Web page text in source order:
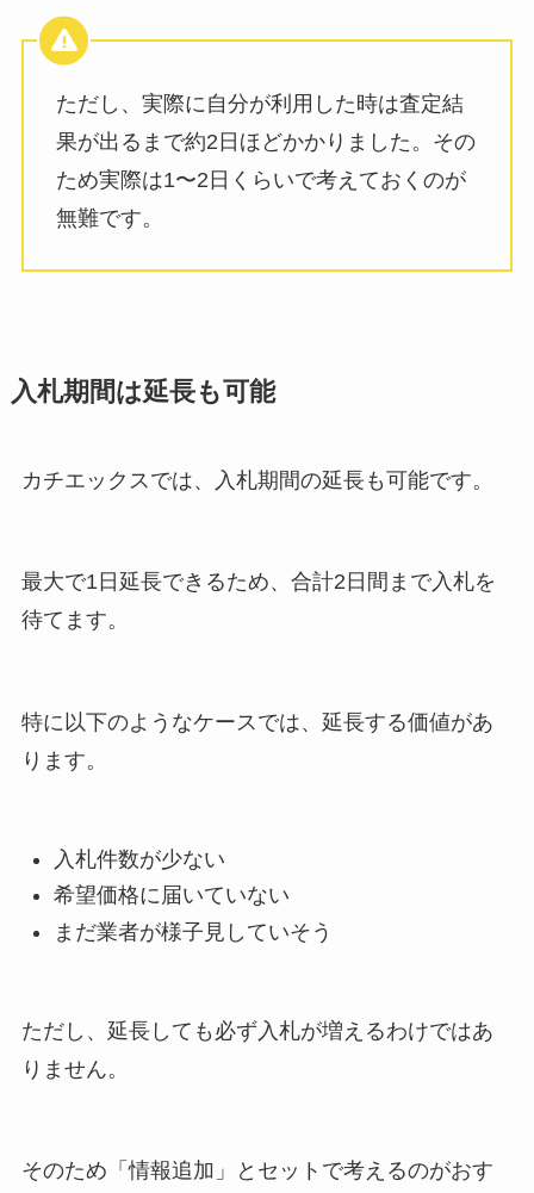
ただし、実際に自分が利用した時は査定結
果が出るまで約2日ほどかかりました。その
ため実際は1〜2日くらいで考えておくのが
無難です。
入札期間は延長も可能
カチエックスでは、入札期間の延長も可能です。
最大で1日延長できるため、合計2日間まで入札を
待てます。
特に以下のようなケースでは、延長する価値があ
ります。
入札件数が少ない
希望価格に届いていない
まだ業者が様子見していそう
ただし、延長しても必ず入札が増えるわけではあ
りません。
そのため「情報追加」とセットで考えるのがおす